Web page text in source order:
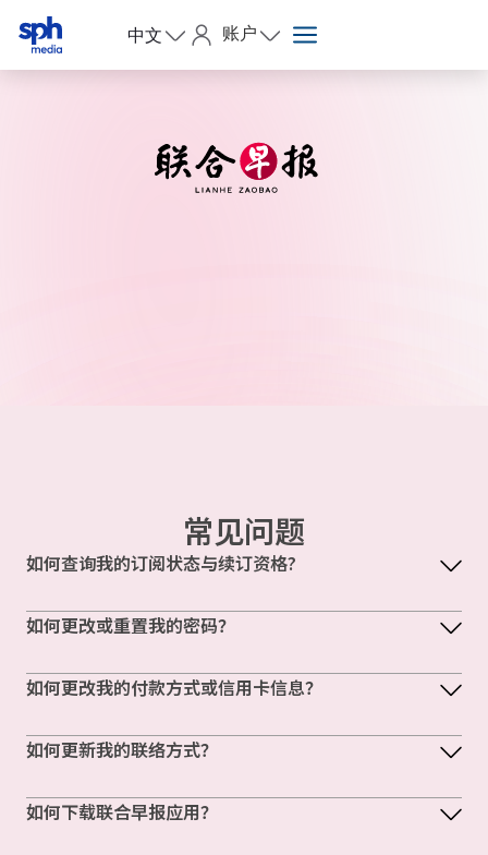
中文 账户
常见问题
如何查询我的订阅状态与续订资格?
如何更改或重置我的密码？
如何更改我的付款方式或信用卡信息？
如何更新我的联络方式？
如何下载联合早报应用？